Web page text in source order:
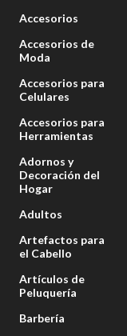
Accesorios
Accesorios de
Moda
Accesorios para
Celulares
Accesorios para
Herramientas
Adornos y
Decoración del
Hogar
Adultos
Artefactos para
el Cabello
Artículos de
Peluquería
Barbería